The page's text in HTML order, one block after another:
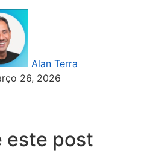
Alan Terra
26, 2026
este post